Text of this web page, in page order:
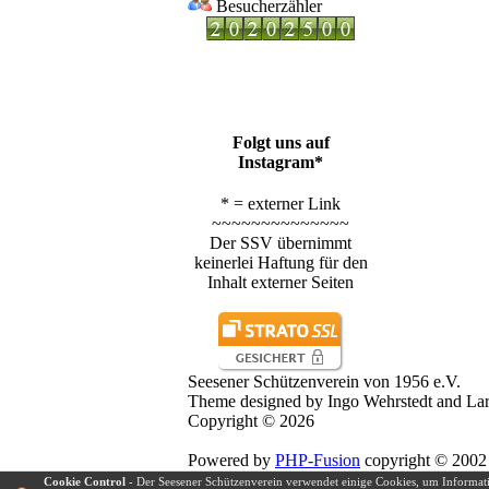
Besucherzähler
Folgt uns auf
Instagram*
* = externer Link
~~~~~~~~~~~~~~
Der SSV übernimmt
keinerlei Haftung für den
Inhalt externer Seiten
Cookie Control - Der Seesener Schützenverein verwendet einige Cookies, um
Seesener Schützenverein von 1956 e.V.
Theme designed by Ingo Wehrstedt and
Copyright © 2026
Powered by PHP-Fusion copyright © 2002
Released as free software without